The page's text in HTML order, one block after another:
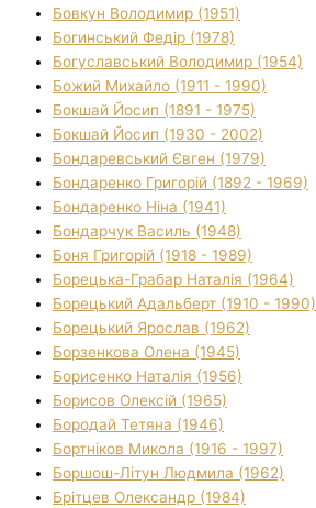
Бовкун Володимир (1951)
Богинський Федір (1978)
Богуславський Володимир (1954)
Божий Михайло (1911 - 1990)
Бокшай Йосип (1891 - 1975)
Бокшай Йосип (1930 - 2002)
Бондаревський Євген (1979)
Бондаренко Григорій (1892 - 1969)
Бондаренко Ніна (1941)
Бондарчук Василь (1948)
Боня Григорій (1918 - 1989)
Борецька-Грабар Наталія (1964)
Борецький Адальберт (1910 - 1990)
Борецький Ярослав (1962)
Борзенкова Олена (1945)
Борисенко Наталія (1956)
Борисов Олексій (1965)
Бородай Тетяна (1946)
Бортніков Микола (1916 - 1997)
Боршош-Літун Людмила (1962)
Брітцев Олександр (1984)